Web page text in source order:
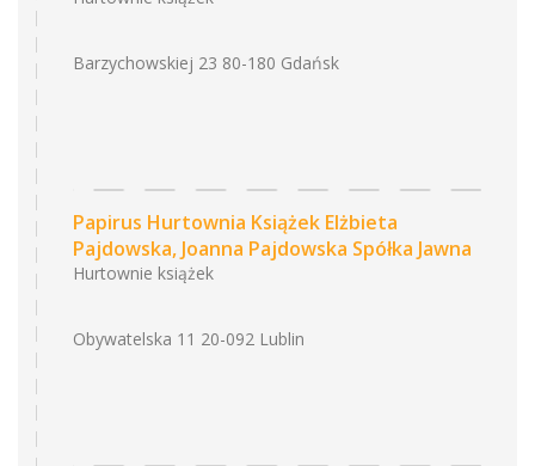
Barzychowskiej 23 80-180 Gdańsk
Papirus Hurtownia Książek Elżbieta
Pajdowska, Joanna Pajdowska Spółka Jawna
Hurtownie książek
Obywatelska 11 20-092 Lublin